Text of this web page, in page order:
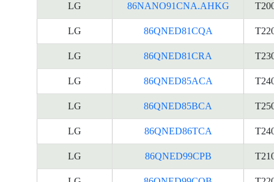
LG 86NANO91CNA.AHKG
LG 86QNED81CQA
LG 86QNED81CRA
LG 86QNED85ACA
LG 86QNED85BCA
LG 86QNED86TCA
LG 86QNED99CPB